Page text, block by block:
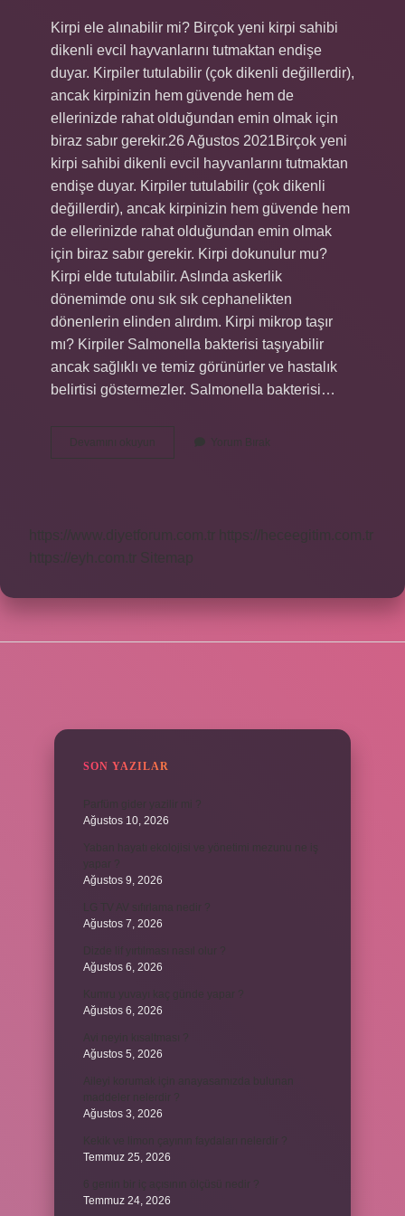
Kirpi ele alınabilir mi? Birçok yeni kirpi sahibi
dikenli evcil hayvanlarını tutmaktan endişe
duyar. Kirpiler tutulabilir (çok dikenli değillerdir),
ancak kirpinizin hem güvende hem de
ellerinizde rahat olduğundan emin olmak için
biraz sabır gerekir.26 Ağustos 2021Birçok yeni
kirpi sahibi dikenli evcil hayvanlarını tutmaktan
endişe duyar. Kirpiler tutulabilir (çok dikenli
değillerdir), ancak kirpinizin hem güvende hem
de ellerinizde rahat olduğundan emin olmak
için biraz sabır gerekir. Kirpi dokunulur mu?
Kirpi elde tutulabilir. Aslında askerlik
dönemimde onu sık sık cephanelikten
dönenlerin elinden alırdım. Kirpi mikrop taşır
mı? Kirpiler Salmonella bakterisi taşıyabilir
ancak sağlıklı ve temiz görünürler ve hastalık
belirtisi göstermezler. Salmonella bakterisi…
Devamını okuyun
Ele
Yorum Bırak
https://www.diyetforum.com.tr
https://heceegitim.com.tr
https://eyh.com.tr
Sitemap
SON YAZILAR
Ağustos 10, 2026
Ağustos 9, 2026
Ağustos 7, 2026
Ağustos 6, 2026
Ağustos 6, 2026
Ağustos 5, 2026
Ağustos 3, 2026
Temmuz 25, 2026
Temmuz 24, 2026